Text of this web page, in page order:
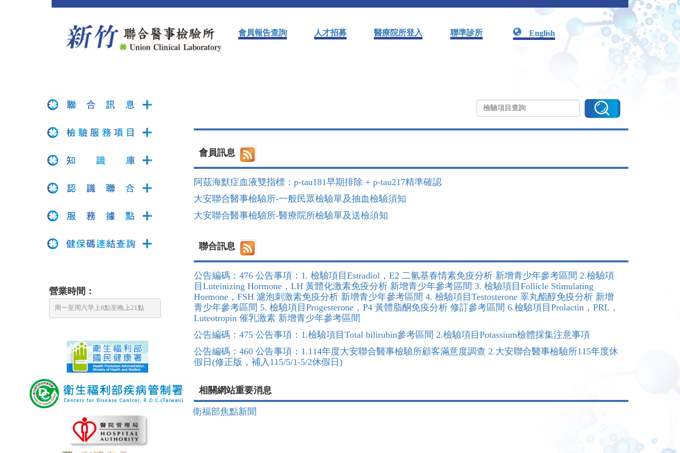
會員報告查詢 人才招募 醫療院所登入 聯準診所 English
營業時間：
周一至周六早上8點至晚上21點
會員訊息
阿茲海默症血液雙指標：p-tau181早期排除 + p-tau217精準確認
大安聯合醫事檢驗所-一般民眾檢驗單及抽血檢驗須知
大安聯合醫事檢驗所-醫療院所檢驗單及送檢須知
聯合訊息
公告編碼：476 公告事項：1. 檢驗項目Estradiol，E2 二氫基春情素免疫分析 新增青少年參考區間 2.檢驗項
目Luteinizing Hormone，LH 黃體化激素免疫分析 新增青少年參考區間 3. 檢驗項目Follicle Stimulating
Hormone，FSH 濾泡刺激素免疫分析 新增青少年參考區間 4. 檢驗項目Testosterone 睪丸酯醇免疫分析 新增
青少年參考區間 5. 檢驗項目Progesterone，P4 黃體脂酮免疫分析 修訂參考區間 6.檢驗項目Prolactin，PRL，
Luteotropin 催乳激素 新增青少年參考區間
公告編碼：475 公告事項：1.檢驗項目Total bilirubin參考區間 2.檢驗項目Potassium檢體採集注意事項
公告編碼：460 公告事項：1.114年度大安聯合醫事檢驗所顧客滿意度調查 2.大安聯合醫事檢驗所115年度休
假日(修正版，補入115/5/1-5/2休假日)
相關網站重要消息
衛福部焦點新聞